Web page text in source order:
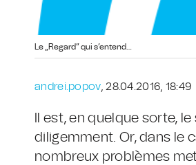
Le „Regard” qui s’entend…
andrei.popov, 28.04.2016, 18:49
Il est, en quelque sorte,
diligemment. Or, dans le
nombreux problèmes